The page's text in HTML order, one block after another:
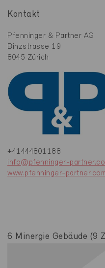
Kontakt
Pfenninger & Partner AG
Binzstrasse 19
8045 Zürich
+41444801188
info@pfenninger-
www.pfenninger-
6 Minergie Gebäude (9